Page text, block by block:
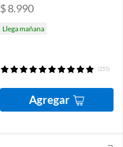
$ 8.990
Llega mañana
(255)
Agregar